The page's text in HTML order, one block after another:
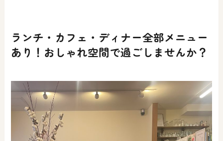
ランチ・カフェ・ディナー全部メニュー
あり！おしゃれ空間で過ごしませんか？